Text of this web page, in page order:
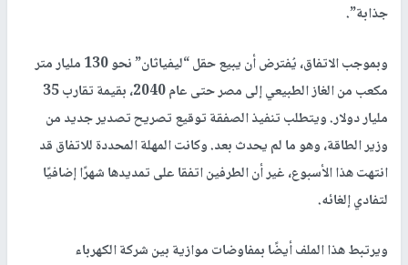
جذابة”.
وبموجب الاتفاق، يُفترض أن يبيع حقل “ليفياثان” نحو 130 مليار متر
مكعب من الغاز الطبيعي إلى مصر حتى عام 2040، بقيمة تقارب 35
مليار دولار. ويتطلب تنفيذ الصفقة توقيع تصريح تصدير جديد من
وزير الطاقة، وهو ما لم يحدث بعد. وكانت المهلة المحددة للاتفاق قد
انتهت هذا الأسبوع، غير أن الطرفين اتفقا على تمديدها شهرًا إضافيًا
لتفادي إلغائه.
ويرتبط هذا الملف أيضًا بمفاوضات موازية بين شركة الكهرباء